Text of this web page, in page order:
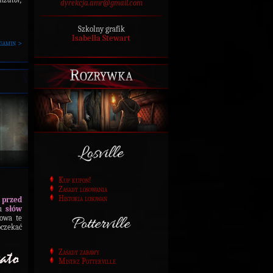
>
przed
słów
te
dyrekcja.amr@gmail.com
Szkolny grafik
Isabella Stewart
Rozrywka
Kup kupon!
Zasady losowania
Historia losowań
Zasady zabawy
Mistrz Potterville